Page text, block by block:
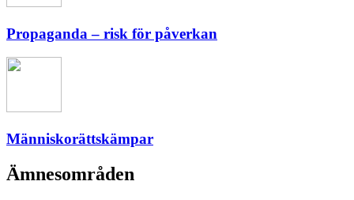
Propaganda – risk för påverkan
Människorättskämpar
Ämnesområden